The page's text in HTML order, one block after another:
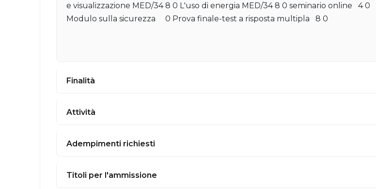
e visualizzazione MED/34 8 0 L'uso di energia MED/34 8 0 seminario online 4 0
Modulo sulla sicurezza 0 Prova finale-test a risposta multipla 8 0
Finalità
Attività
Adempimenti richiesti
Titoli per l'ammissione